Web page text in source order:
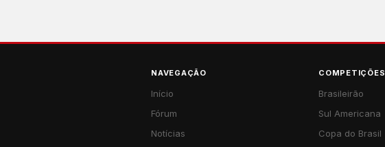
NAVEGAÇÃO
Início
Fórum
Notícias
COMPETIÇÕES
Brasileirão
Sul Americana
Copa do Brasil